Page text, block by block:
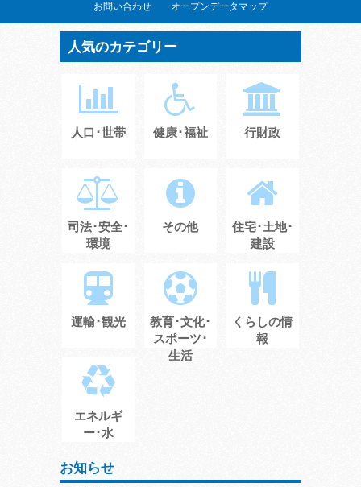
お問い合わせ オープンデータマップ
人気のカテゴリー
人口･世帯 健康･福祉 行財政
司法･安全･
環境
その他
住宅･土地･
建設
運輸･観光
教育･文化･
スポーツ･
生活
くらしの情
報
エネルギ
ー･水
お知らせ